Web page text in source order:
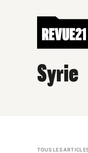
Syrie
TOUS LES